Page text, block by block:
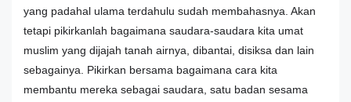
yang padahal ulama terdahulu sudah membahasnya. Akan
tetapi pikirkanlah bagaimana saudara-saudara kita umat
muslim yang dijajah tanah airnya, dibantai, disiksa dan lain
sebagainya. Pikirkan bersama bagaimana cara kita
membantu mereka sebagai saudara, satu badan sesama